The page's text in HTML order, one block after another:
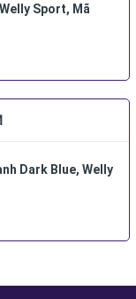
Sport, Mã
Dark Blue, Welly